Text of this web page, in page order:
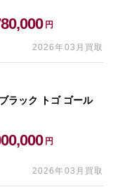
円
2026年03月買取
ラック トゴ ゴール
円
2026年03月買取